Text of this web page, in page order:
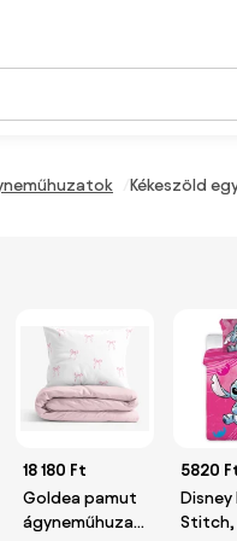
Kékeszöld
18 180 Ft
Goldea pamut
ágyneműhuzat
5820
Disney
Stitch,